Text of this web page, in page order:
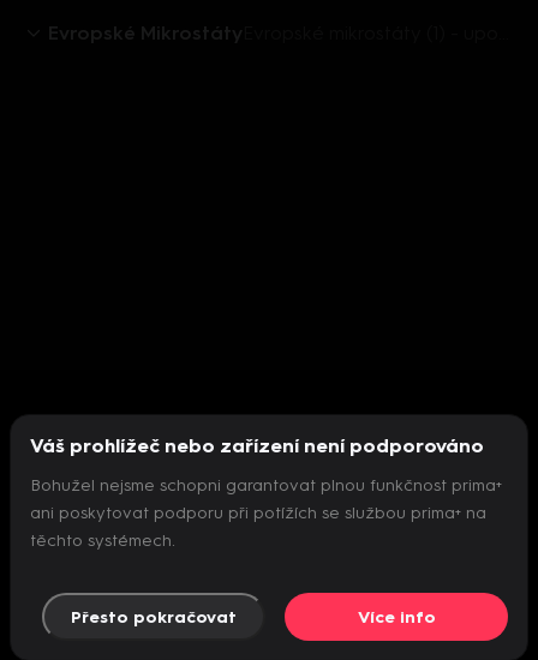
Evropské Mikrostáty
Nepodařilo se inicializovat přehrávač
Váš prohlížeč nebo zařízení není podporováno
Bohužel nejsme schopni garantovat plnou funkčnost prima+
ani poskytovat podporu při potížích se službou prima+ na
těchto systémech.
Přesto pokračovat Více info